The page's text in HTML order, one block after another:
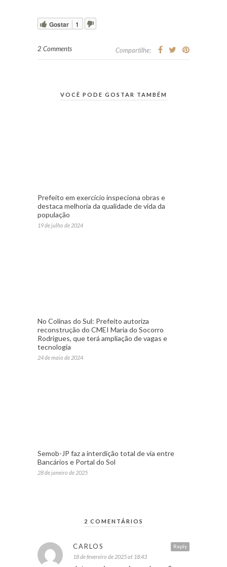
Gostar 1
2 Comments Compartilhe:
VOCÊ PODE GOSTAR TAMBÉM
Prefeito em exercício inspeciona obras e
destaca melhoria da qualidade de vida da
população
19 de julho de 2024
No Colinas do Sul: Prefeito autoriza
reconstrução do CMEI Maria do Socorro
Rodrigues, que terá ampliação de vagas e
tecnologia
24 de maio de 2024
Semob-JP faz a interdição total de via entre
Bancários e Portal do Sol
28 de janeiro de 2025
2 COMENTÁRIOS
Reply
CARLOS
18 de fevereiro de 2025 at 18:43